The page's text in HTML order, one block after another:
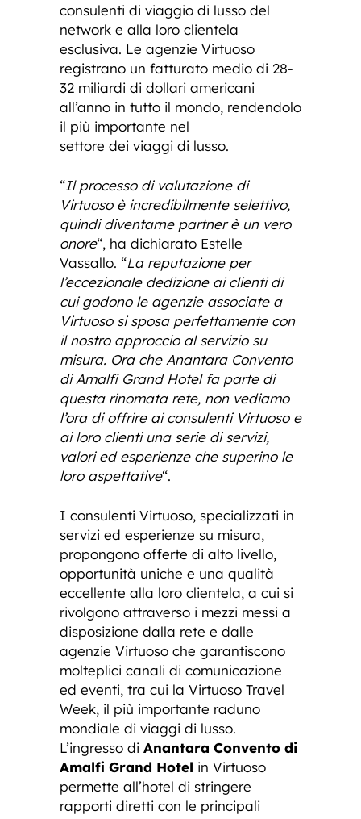
consulenti di viaggio di lusso del
network e alla loro clientela
esclusiva. Le agenzie Virtuoso
registrano un fatturato medio di 28-
32 miliardi di dollari americani
all’anno in tutto il mondo, rendendolo
il più importante nel
settore dei viaggi di lusso.
“Il processo di valutazione di
Virtuoso è incredibilmente selettivo,
quindi diventarne partner è un vero
onore“, ha dichiarato Estelle
Vassallo. “La reputazione per
l’eccezionale dedizione ai clienti di
cui godono le agenzie associate a
Virtuoso si sposa perfettamente con
il nostro approccio al servizio su
misura. Ora che Anantara Convento
di Amalfi Grand Hotel fa parte di
questa rinomata rete, non vediamo
l’ora di offrire ai consulenti Virtuoso e
ai loro clienti una serie di servizi,
valori ed esperienze che superino le
loro aspettative“.
I consulenti Virtuoso, specializzati in
servizi ed esperienze su misura,
propongono offerte di alto livello,
opportunità uniche e una qualità
eccellente alla loro clientela, a cui si
rivolgono attraverso i mezzi messi a
disposizione dalla rete e dalle
agenzie Virtuoso che garantiscono
molteplici canali di comunicazione
ed eventi, tra cui la Virtuoso Travel
Week, il più importante raduno
mondiale di viaggi di lusso.
L’ingresso di Anantara Convento di
Amalfi Grand Hotel in Virtuoso
permette all’hotel di stringere
rapporti diretti con le principali